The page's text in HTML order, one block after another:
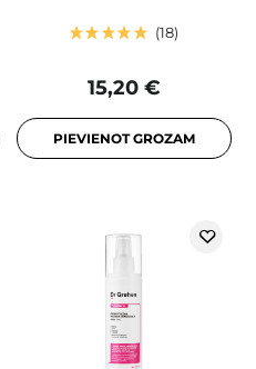
18
15,20 €
PIEVIENOT GROZAM